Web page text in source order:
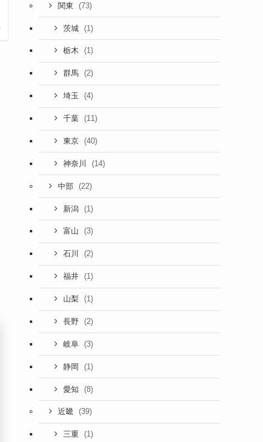
関東 (73)
茨城 (1)
栃木 (1)
群馬 (2)
埼玉 (4)
千葉 (11)
東京 (40)
神奈川 (14)
中部 (22)
新潟 (1)
富山 (3)
石川 (2)
福井 (1)
山梨 (1)
長野 (2)
岐阜 (3)
静岡 (1)
愛知 (8)
近畿 (39)
三重 (1)